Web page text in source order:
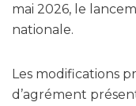
mai 2026, le
nationale.
Les modifications
d’agrément